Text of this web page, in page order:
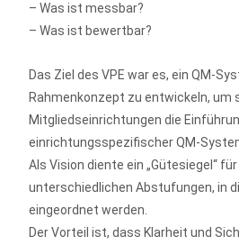
– Was ist messbar?
– Was ist bewertbar?
Das Ziel des VPE war es, ein QM-
Rahmenkonzept zu entwickeln, um
Mitgliedseinrichtungen die
einrichtungsspezifischer QM-
Als Vision diente ein „Gütesiegel“ für
unterschiedlichen Abstufungen, in
eingeordnet werden.
Der Vorteil ist, dass Klarheit und